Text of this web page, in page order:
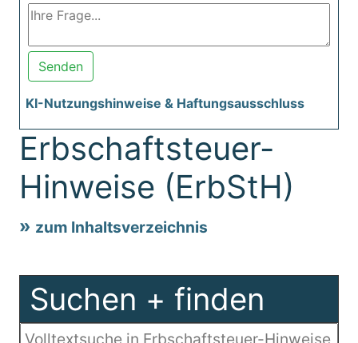
Senden
KI-Nutzungshinweise & Haftungsausschluss
Erbschaftsteuer-
Hinweise (ErbStH)
zum Inhaltsverzeichnis
Suchen + finden